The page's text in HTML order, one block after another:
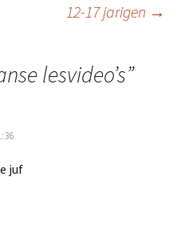
12-17 jarigen →
lesvideo’s”
juf